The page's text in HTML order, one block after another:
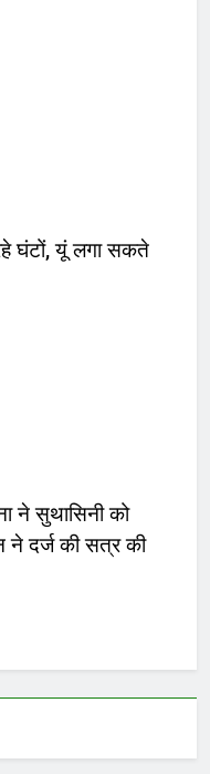
घंटों, यूं लगा सकते
ने सुथासिनी को
ने दर्ज की सत्र की